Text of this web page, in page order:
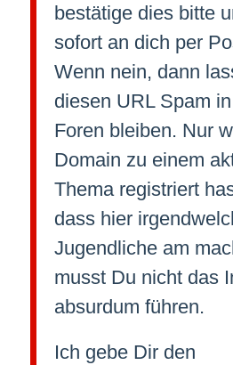
bestätige dies bitte
sofort an dich per
Wenn nein, dann
diesen URL Spam
Foren bleiben. Nur
Domain zu einem
Thema registriert
dass hier
Jugendliche am
musst Du nicht das
absurdum führen.
Ich gebe Dir den